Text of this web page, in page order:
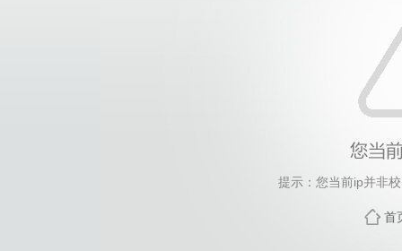
提示：您当前ip并非
首